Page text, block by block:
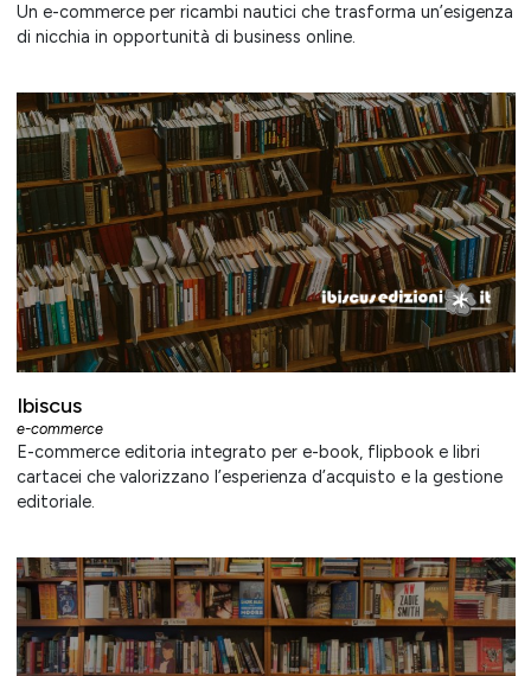
Un e-commerce per ricambi nautici che trasforma un’esigenza
di nicchia in opportunità di business online.
Ibiscus
e-commerce
E-commerce editoria integrato per e-book, flipbook e libri
cartacei che valorizzano l’esperienza d’acquisto e la gestione
editoriale.